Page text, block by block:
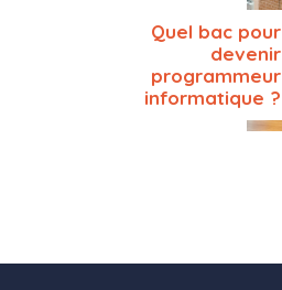
Quel bac pour
devenir
programmeur
informatique ?